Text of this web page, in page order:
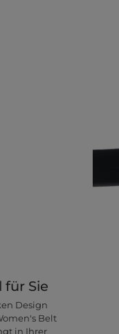
für Sie
Design
Belt
in Ihrer